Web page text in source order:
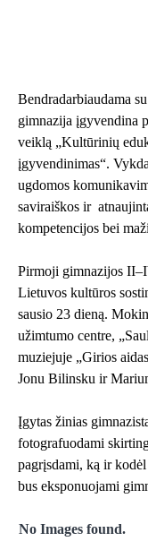
Bendradarbiaudama
gimnazija įgyvendina
veiklą „Kultūrinių
įgyvendinimas“.
ugdomos
saviraiškos ir
kompetencijos bei
Pirmoji gimnazijos
Lietuvos kultūros
sausio 23 dieną.
užimtumo centre,
muziejuje „Girios
Jonu Bilinsku ir
Įgytas žinias
fotografuodami
pagrįsdami, ką ir
bus eksponuojami
No Images found.